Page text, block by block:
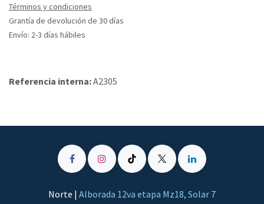
Términos y condiciones
Grantía de devolución de 30 días
Envío: 2-3 días hábiles
Referencia interna:A2305
Norte | Alborada 12va etapa Mz18, Solar 7